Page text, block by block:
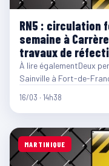
RN5 : circulation
semaine à
travaux de
À lire égalementDeux
Sainville à Fort-de-
16/03 · 14h38
MARTINIQUE